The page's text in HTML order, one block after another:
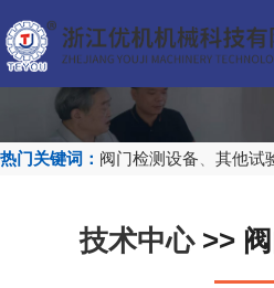
热门关键词： 阀门检测设备 其他试
技术中心>> 阀